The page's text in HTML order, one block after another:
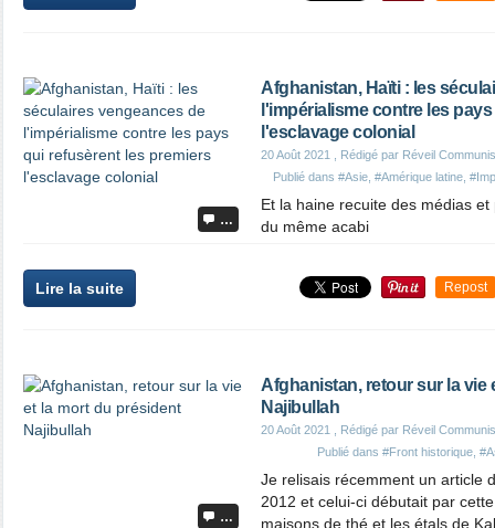
…
Afghanistan, Haïti : les
l'impérialisme contre les
l'esclavage colonial
20 Août 2021
, Rédigé par Réveil
Publié dans #Asie #Amérique latine
Et la haine recuite des médias
du même acabi
Lire la suite Repost
…
Afghanistan, retour sur la vie
Najibullah
20 Août 2021
, Rédigé par Réveil
Publié dans #Front historique
Je relisais récemment un article
2012 et celui-ci débutait par
maisons de thé et les étals de